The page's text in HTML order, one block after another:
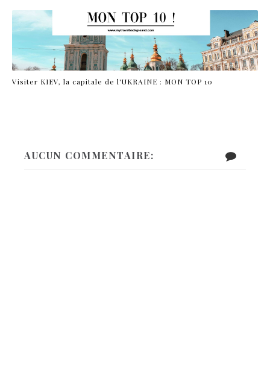
Visiter KIEV, la capitale de l'UKRAINE : MON TOP 10
AUCUN COMMENTAIRE: